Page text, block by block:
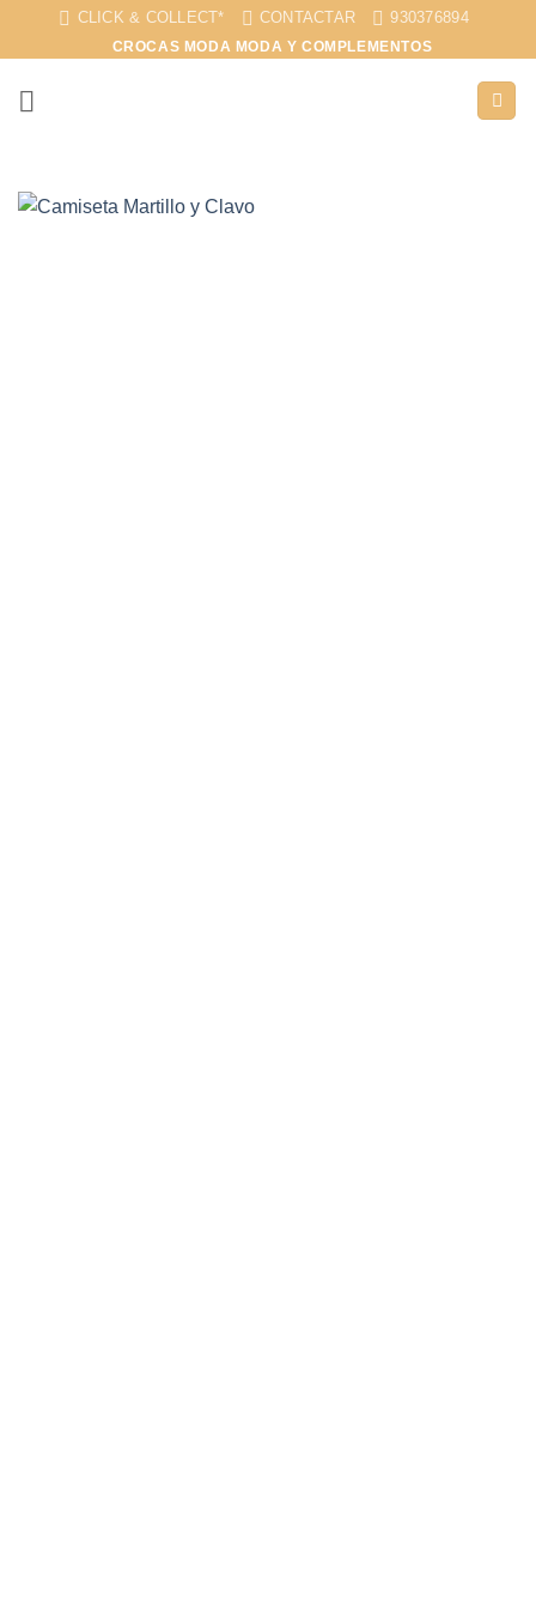
CLICK & COLLECT* CONTACTAR 930376894
CROCAS MODA MODA Y COMPLEMENTOS